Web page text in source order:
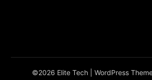
©2026 Elite Tech | WordPress